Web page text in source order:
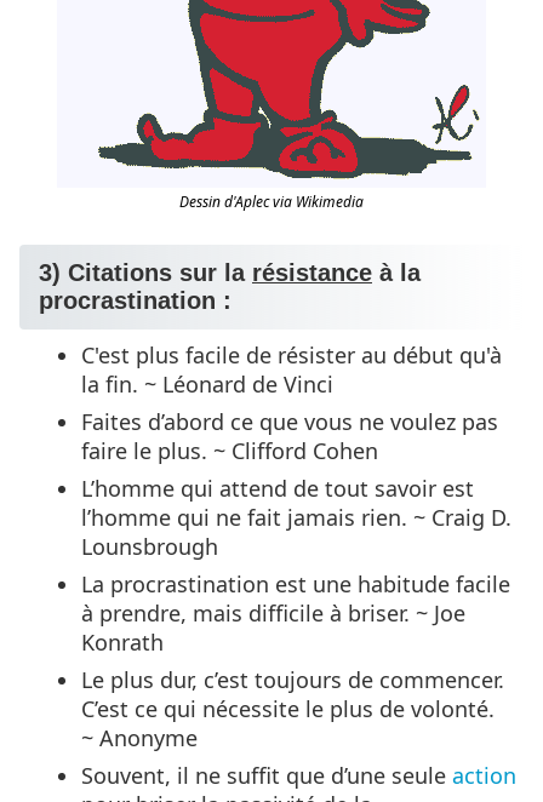
Dessin d'Aplec via Wikimedia
3) Citations sur la résistance à la
procrastination :
C'est plus facile de résister au début qu'à
la fin. ~ Léonard de Vinci
Faites d’abord ce que vous ne voulez pas
faire le plus. ~ Clifford Cohen
L’homme qui attend de tout savoir est
l’homme qui ne fait jamais rien. ~ Craig D.
Lounsbrough
La procrastination est une habitude facile
à prendre, mais difficile à briser. ~ Joe
Konrath
Le plus dur, c’est toujours de commencer.
C’est ce qui nécessite le plus de volonté.
~ Anonyme
Souvent, il ne suffit que d’une seuleaction